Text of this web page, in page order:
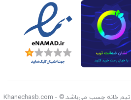
کليه حقوق اين سايت متعلق به تیم خانه چسب می‌باشد.© Khanechasb.com -